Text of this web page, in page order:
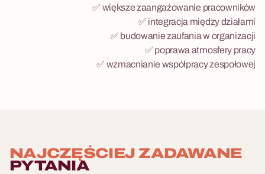
✅ większe zaangażowanie pracowników
✅ integracja między działami
✅ budowanie zaufania w organizacji
✅ poprawa atmosfery pracy
✅ wzmacnianie współpracy zespołowej
NAJCZĘŚCIEJ ZADAWANE
PYTANIA